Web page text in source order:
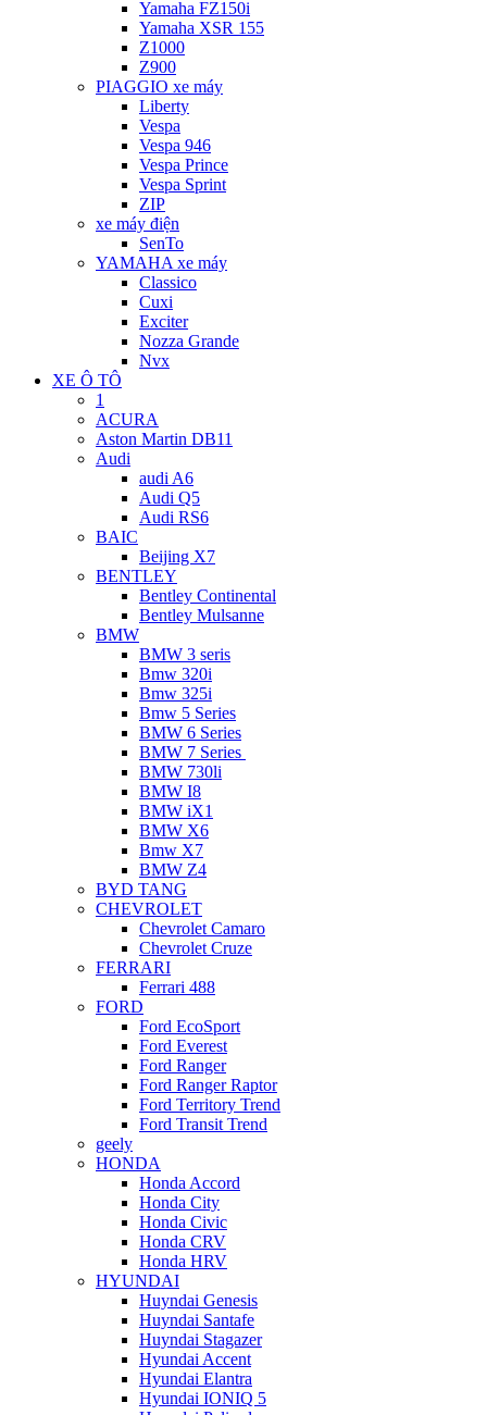
Yamaha FZ150i
Yamaha XSR 155
Z1000
Z900
PIAGGIO xe máy
Liberty
Vespa
Vespa 946
Vespa Prince
Vespa Sprint
ZIP
xe máy điện
SenTo
YAMAHA xe máy
Classico
Cuxi
Exciter
Nozza Grande
Nvx
XE Ô TÔ
1
ACURA
Aston Martin DB11
Audi
audi A6
Audi Q5
Audi RS6
BAIC
Beijing X7
BENTLEY
Bentley Continental
Bentley Mulsanne
BMW
BMW 3 seris
Bmw 320i
Bmw 325i
Bmw 5 Series
BMW 6 Series
BMW 7 Series
BMW 730li
BMW I8
BMW iX1
BMW X6
Bmw X7
BMW Z4
BYD TANG
CHEVROLET
Chevrolet Camaro
Chevrolet Cruze
FERRARI
Ferrari 488
FORD
Ford EcoSport
Ford Everest
Ford Ranger
Ford Ranger Raptor
Ford Territory Trend
Ford Transit Trend
geely
HONDA
Honda Accord
Honda City
Honda Civic
Honda CRV
Honda HRV
HYUNDAI
Huyndai Genesis
Huyndai Santafe
Huyndai Stagazer
Hyundai Accent
Hyundai Elantra
Hyundai IONIQ 5